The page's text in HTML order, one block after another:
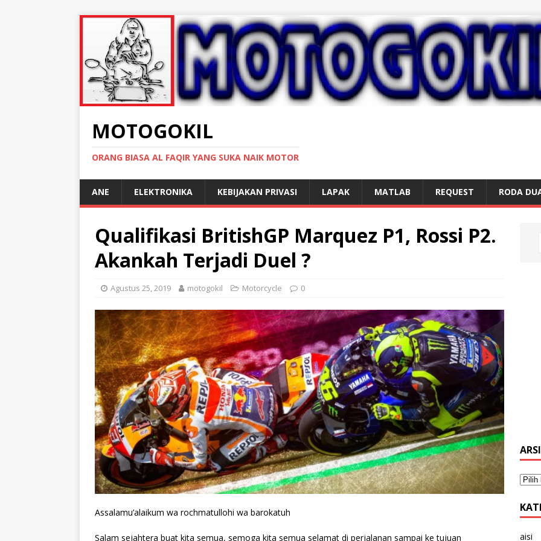
MOTOGOKIL
ORANG BIASA AL FAQIR YANG SUKA NAIK MOTOR
ANE ELEKTRONIKA KEBIJAKAN PRIVASI LAPAK MATLAB REQUEST RODA
Qualifikasi BritishGP Marquez P1, Rossi P2.
Akankah Terjadi Duel ?
Agustus 25, 2019 motogokil Motorcycle 0
Assalamu’alaikum wa rochmatullohi wa barokatuh
Salam sejahtera buat kita semua, semoga kita semua selamat di perjalanan sampai ke tujuan
aisi